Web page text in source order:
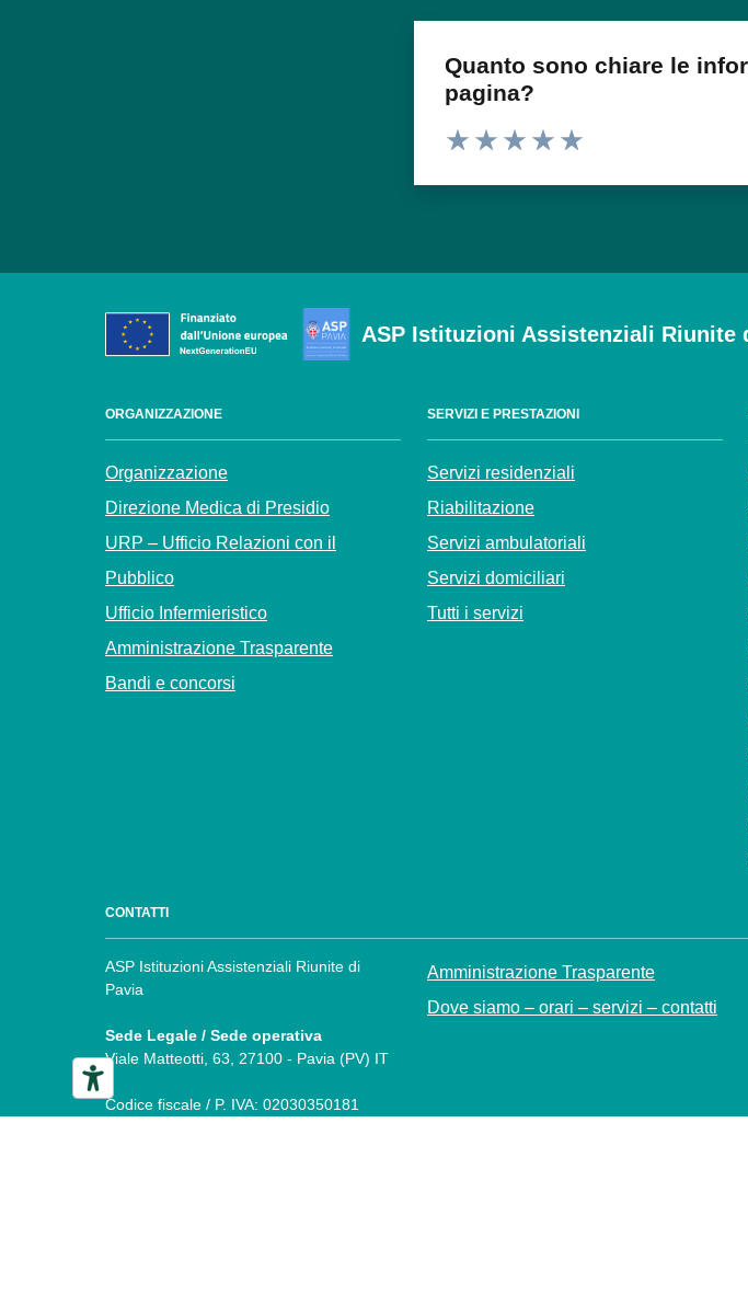
Quanto sono chiare le
pagina?
ASP Istituzioni Assistenziali Riunite
ORGANIZZAZIONE
Organizzazione
Direzione Medica di Presidio
URP – Ufficio Relazioni con il
Pubblico
Ufficio Infermieristico
Amministrazione Trasparente
Bandi e concorsi
SERVIZI E PRESTAZIONI
Servizi residenziali
Riabilitazione
Servizi ambulatoriali
Servizi domiciliari
Tutti i servizi
CONTATTI
ASP Istituzioni Assistenziali Riunite di
Pavia
Sede Legale / Sede operativa
Viale Matteotti, 63, 27100 - Pavia (PV) IT
Codice fiscale / P. IVA: 02030350181
Amministrazione Trasparente
Dove siamo – orari – servizi – contatti